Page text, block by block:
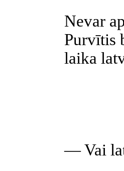
Nevar
Purvītis
laika
— Vai